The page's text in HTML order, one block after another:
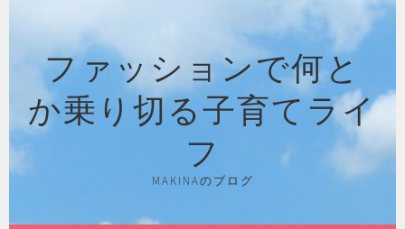
ファッションで何と
か乗り切る子育てライ
フ
MAKINAのブログ